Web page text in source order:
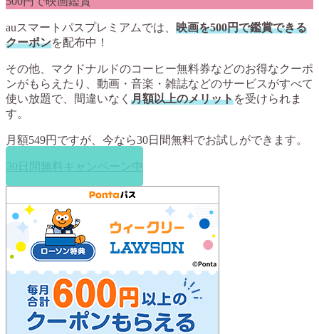
auスマートパスプレミアムでは、 映画を500円で鑑賞できる
クーポンを配布中！
その他、マクドナルドのコーヒー無料券などのお得なクーポ
ンがもらえたり、動画・音楽・雑誌などのサービスがすべて
使い放題で、間違いなく 月額以上のメリットを受けられま
す。
月額549円ですが、今なら30日間無料でお試しができます。
30日間無料キャンペーン中